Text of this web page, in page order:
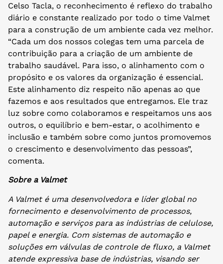
Celso Tacla, o reconhecimento é reflexo do trabalho
diário e constante realizado por todo o time Valmet
para a construção de um ambiente cada vez melhor.
“Cada um dos nossos colegas tem uma parcela de
contribuição para a criação de um ambiente de
trabalho saudável. Para isso, o alinhamento com o
propósito e os valores da organização é essencial.
Este alinhamento diz respeito não apenas ao que
fazemos e aos resultados que entregamos. Ele traz
luz sobre como colaboramos e respeitamos uns aos
outros, o equilíbrio e bem-estar, o acolhimento e
inclusão e também sobre como juntos promovemos
o crescimento e desenvolvimento das pessoas”,
comenta.
Sobre a Valmet
A Valmet é uma desenvolvedora e líder global no
fornecimento e desenvolvimento de processos,
automação e serviços para as indústrias de celulose,
papel e energia. Com sistemas de automação e
soluções em válvulas de controle de fluxo, a Valmet
atende expressiva base de indústrias, visando ser